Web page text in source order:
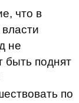
что в
не
быть поднят
по